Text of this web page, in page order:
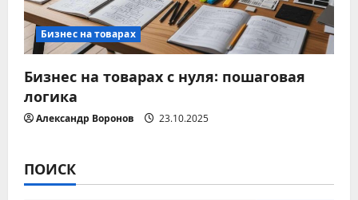
Бизнес на товарах
Бизнес на товарах с нуля: пошаговая
логика
Александр Воронов 23.10.2025
ПОИСК